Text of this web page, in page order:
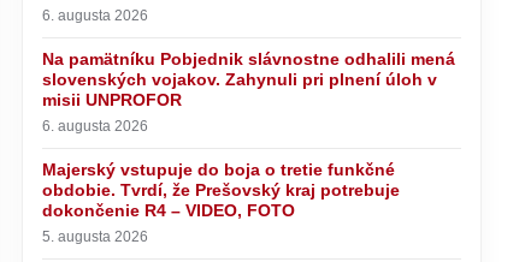
6. augusta 2026
Na pamätníku Pobjednik slávnostne odhalili mená
slovenských vojakov. Zahynuli pri plnení úloh v
misii UNPROFOR
6. augusta 2026
Majerský vstupuje do boja o tretie funkčné
obdobie. Tvrdí, že Prešovský kraj potrebuje
dokončenie R4 – VIDEO, FOTO
5. augusta 2026